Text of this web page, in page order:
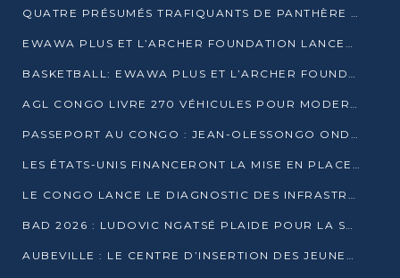
QUATRE PRÉSUMÉS TRAFIQUANTS DE PANTHÈRE ARRÊTÉS À EWO
EWAWA PLUS ET L’ARCHER FOUNDATION LANCENT UN CAMP DE BASKET POUR LES JEUNES À BRAZZAVILLE
BASKETBALL: EWAWA PLUS ET L’ARCHER FOUNDATION LANCENT UN CAMP POUR LES JEUNES
AGL CONGO LIVRE 270 VÉHICULES POUR MODERNISER LE TRANSPORT URBAIN
PASSEPORT AU CONGO : JEAN-OLESSONGO ONDAYE VEUT METTRE FIN AUX LENTEURS ADMINISTRATIVES
LES ÉTATS-UNIS FINANCERONT LA MISE EN PLACE DE JUSQU’À 50 CLINIQUES DE LUTTE CONTRE L’EBOLA
LE CONGO LANCE LE DIAGNOSTIC DES INFRASTRUCTURES SPORTIVES DU COMPLEXE DE KINTÉLÉ
BAD 2026 : LUDOVIC NGATSÉ PLAIDE POUR LA SOUVERAINETÉ FINANCIÈRE AFRICAINE
AUBEVILLE : LE CENTRE D’INSERTION DES JEUNES PRÊT À OUVRIR SES PORTES